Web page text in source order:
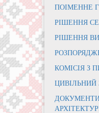
ПОІМЕННЕ
РІШЕННЯ
РІШЕННЯ
КОМІСІЯ З
ЦИВІЛЬНИЙ
ДОКУМЕНТИ